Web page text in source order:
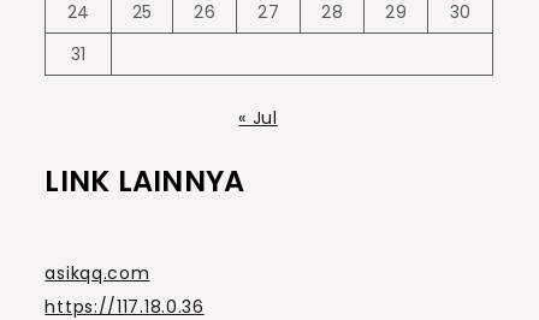
24
25 26 27 28 29
30
31
« Jul
LINK LAINNYA
asikqq.com
https://117.18.0.36